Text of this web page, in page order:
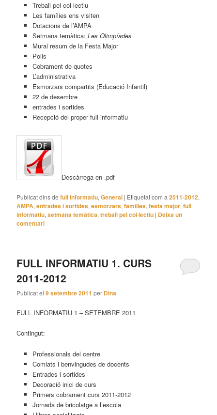
Treball pel col·lectiu
Les famílies ens visiten
Dotacions de l’AMPA
Setmana temàtica: Les Olimpíades
Mural resum de la Festa Major
Polls
Cobrament de quotes
L’administrativa
Esmorzars compartits (Educació Infantil)
22 de desembre
entrades i sortides
Recepció del proper full informatiu
Descàrrega en .pdf
Publicat dins de full informatiu,General | Etiquetat com a 2011-2012,
AMPA,entrades i sortides,esmorzars,families,festa major,full
informatiu,setmana temàtica,treball pel col·lectiu | Deixa un
comentari
FULL INFORMATIU 1. CURS
2011-2012
Publicat el9 setembre 2011 per Dina
FULL INFORMATIU 1 – SETEMBRE 2011
Contingut:
Professionals del centre
Comiats i benvingudes de docents
Entrades i sortides
Decoració inici de curs
Primers cobrament curs 2011-2012
Jornada de bricolatge a l’escola